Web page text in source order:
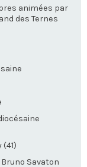
animées par
des Ternes
Savaton